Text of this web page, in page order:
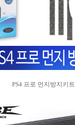
PS4 프로 먼지방지키트